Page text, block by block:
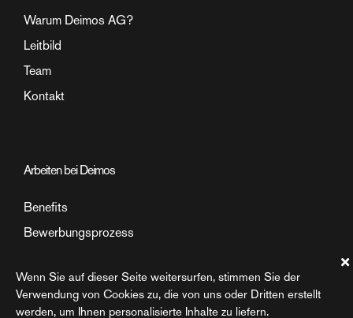
Warum Deimos AG?
Leitbild
Team
Kontakt
Arbeiten bei Deimos
Benefits
Bewerbungsprozess
Einblick in den Arbeitsalltag
Wenn Sie auf dieser Seite weitersurfen, stimmen Sie der
Verwendung von Cookies zu, die von uns oder Dritten erstellt
werden, um Ihnen personalisierte Inhalte zu liefern.